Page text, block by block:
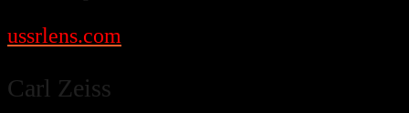
ussrlens.com
Carl Zeiss